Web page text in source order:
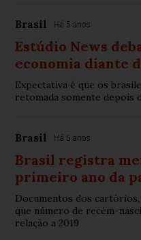
Brasil Há 5 anos
Estúdio News
economia diante
Expectativa é que os
retomada somente depois
Brasil Há 5 anos
Brasil registra
primeiro ano da
Documentos dos
que número de recém-
relação a 2019